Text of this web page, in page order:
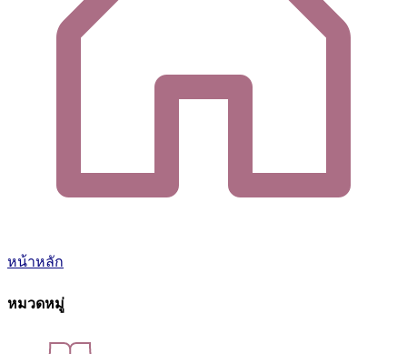
หน้าหลัก
หมวดหมู่